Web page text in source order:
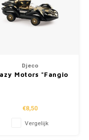
Djeco
Motors "Fangio
€8,50
Vergelijk